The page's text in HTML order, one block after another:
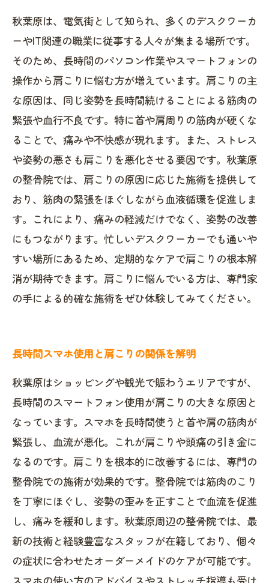
施術後の変化を実感！秋葉原で肩こりが楽に
なる理由
快適な毎日を取り戻すための肩こり対策まと
め
秋葉原は、電気街として知られ、多くのデスクワーカ
ーやIT関連の職業に従事する人々が集まる場所です。
そのため、長時間のパソコン作業やスマートフォンの
操作から肩こりに悩む方が増えています。肩こりの主
な原因は、同じ姿勢を長時間続けることによる筋肉の
緊張や血行不良です。特に首や肩周りの筋肉が硬くな
ることで、痛みや不快感が現れます。また、ストレス
や姿勢の悪さも肩こりを悪化させる要因です。秋葉原
の整骨院では、肩こりの原因に応じた施術を提供して
おり、筋肉の緊張をほぐしながら血液循環を促進しま
す。これにより、痛みの軽減だけでなく、姿勢の改善
にもつながります。忙しいデスクワーカーでも通いや
すい場所にあるため、定期的なケアで肩こりの根本解
消が期待できます。肩こりに悩んでいる方は、専門家
の手による的確な施術をぜひ体験してみてください。
長時間スマホ使用と肩こりの関係を解明
秋葉原はショッピングや観光で賑わうエリアですが、
長時間のスマートフォン使用が肩こりの大きな原因と
なっています。スマホを長時間使うと首や肩の筋肉が
緊張し、血流が悪化。これが肩こりや頭痛の引き金に
なるのです。肩こりを根本的に改善するには、専門の
整骨院での施術が効果的です。整骨院では筋肉のこり
を丁寧にほぐし、姿勢の歪みを正すことで血流を促進
し、痛みを緩和します。秋葉原周辺の整骨院では、最
新の技術と経験豊富なスタッフが在籍しており、個々
の症状に合わせたオーダーメイドのケアが可能です。